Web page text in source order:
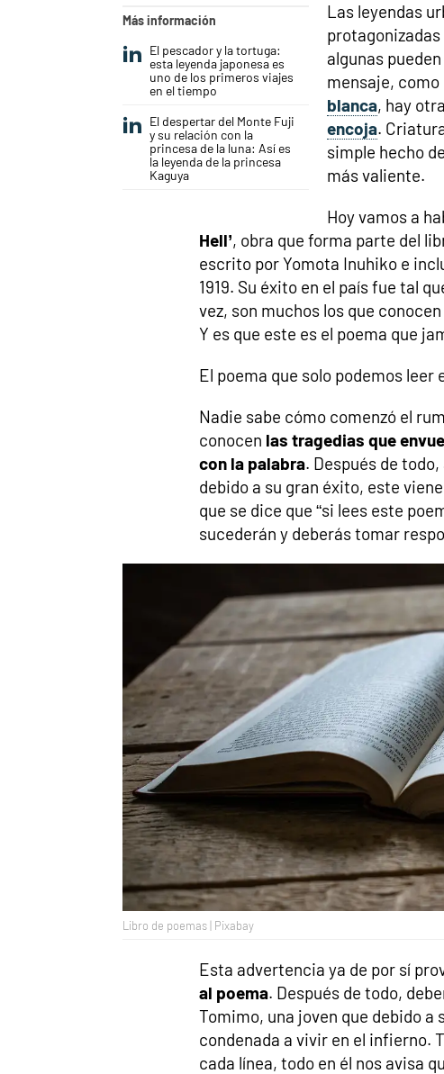
Más información
El pescador y la tortuga:
esta leyenda japonesa es
uno de los primeros viajes
en el tiempo
El despertar del Monte Fuji
y su relación con la
princesa de la luna: Así es
la leyenda de la princesa
Kaguya
Las leyendas
algunas
mensaje, como
blanca, hay
encoja.
simple hecho
más valiente.
Hoy vamos a
Hell’, obra que forma parte del
escrito por Yomota Inuhiko e
1919. Su éxito en el país fue tal
vez, son muchos los que
Y es que este es el poema que
El poema que solo podemos leer
Nadie sabe cómo comenzó el
conocen las tragedias que
con la palabra. Después de
debido a su gran éxito, este
que se dice que “si lees este
sucederán y deberás tomar
Libro de poemas | Pixabay
Esta advertencia ya de por sí
al poema. Después de todo,
Tomimo, una joven que debido
condenada a vivir en el infierno.
cada línea, todo en él nos avisa